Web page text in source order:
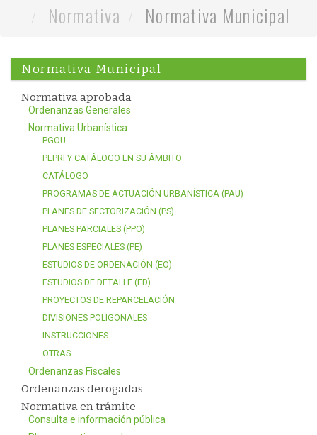
Normativa
Normativa Municipal
Normativa Municipal
Normativa aprobada
Ordenanzas Generales
Normativa Urbanística
PGOU
PEPRI Y CATÁLOGO EN SU ÁMBITO
CATÁLOGO
PROGRAMAS DE ACTUACIÓN URBANÍSTICA (PAU)
PLANES DE SECTORIZACIÓN (PS)
PLANES PARCIALES (PPO)
PLANES ESPECIALES (PE)
ESTUDIOS DE ORDENACIÓN (EO)
ESTUDIOS DE DETALLE (ED)
PROYECTOS DE REPARCELACIÓN
DIVISIONES POLIGONALES
INSTRUCCIONES
OTRAS
Ordenanzas Fiscales
Ordenanzas derogadas
Normativa en trámite
Consulta e información pública